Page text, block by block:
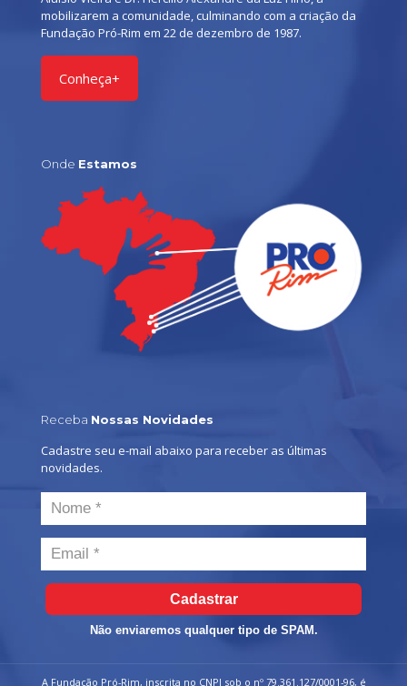
mobilizarem a comunidade, culminando com a criação da
Fundação Pró-Rim em 22 de dezembro de 1987.
Conheça+
Onde Estamos
Receba Nossas Novidades
Cadastre seu e-mail abaixo para receber as últimas
novidades.
Cadastrar
Não enviaremos qualquer tipo de SPAM.
A Fundação Pró-Rim, inscrita no CNPJ sob o nº 79.361.127/0001-96, é